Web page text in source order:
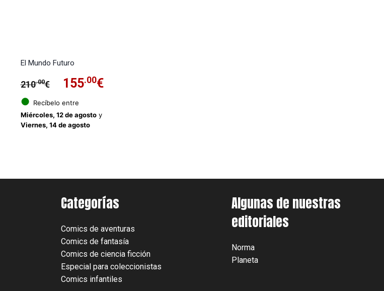
El Mundo Futuro
210.00€
El
precio
original
155.00€El
● Recíbelo entre
Miércoles, 12 de agostoy
Viernes, 14 de agosto
Categorías
Comics de aventuras
Comics de fantasía
Comics de ciencia ficción
Especial para coleccionistas
Comics infantiles
Algunas de nuestras
editoriales
Norma
Planeta